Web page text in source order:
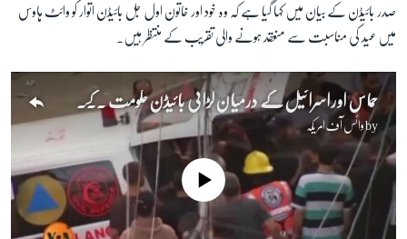
صدر بائیڈن کے بیان میں کہا گیا ہے کہ وہ خود اور خاتون اول جل بائیڈن اتوار کو وائٹ ہاوس
میں عید کی مناسبت سے منعقد ہونے والی تقریب کے منتظر ہیں۔
حماس اور اسرائیل کے درمیان لڑائی بائیڈن حکومت کے لیے چیلنج
byوائس آف امریکہ
No media source currently available